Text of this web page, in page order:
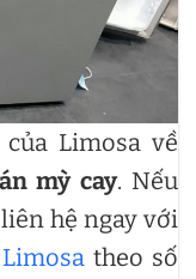
Limosa về
mỳ cay. Nếu
hệ ngay với
theo số